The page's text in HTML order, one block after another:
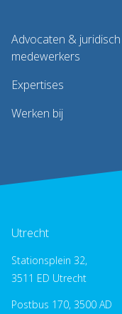
Advocaten & juridisch
medewerkers
Expertises
Werken bij
Utrecht
Stationsplein 32,
3511 ED Utrecht
Postbus 170, 3500 AD